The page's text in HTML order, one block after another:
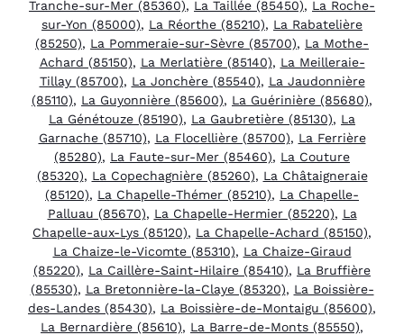
Tranche-sur-Mer (85360), La Taillée (85450), La Roche-
sur-Yon (85000), La Réorthe (85210), La Rabatelière
(85250), La Pommeraie-sur-Sèvre (85700), La Mothe-
Achard (85150), La Merlatière (85140), La Meilleraie-
Tillay (85700), La Jonchère (85540), La Jaudonnière
(85110), La Guyonnière (85600), La Guérinière (85680),
La Génétouze (85190), La Gaubretière (85130), La
Garnache (85710), La Flocellière (85700), La Ferrière
(85280), La Faute-sur-Mer (85460), La Couture
(85320), La Copechagnière (85260), La Châtaigneraie
(85120), La Chapelle-Thémer (85210), La Chapelle-
Palluau (85670), La Chapelle-Hermier (85220), La
Chapelle-aux-Lys (85120), La Chapelle-Achard (85150),
La Chaize-le-Vicomte (85310), La Chaize-Giraud
(85220), La Caillère-Saint-Hilaire (85410), La Bruffière
(85530), La Bretonnière-la-Claye (85320), La Boissière-
des-Landes (85430), La Boissière-de-Montaigu (85600),
La Bernardière (85610), La Barre-de-Monts (85550),